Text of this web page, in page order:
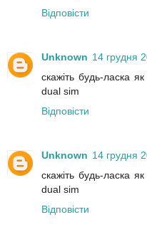
Відповісти
Unknown 14 грудня
скажіть будь-ласка
dual sim
Відповісти
Unknown 14 грудня
скажіть будь-ласка
dual sim
Відповісти